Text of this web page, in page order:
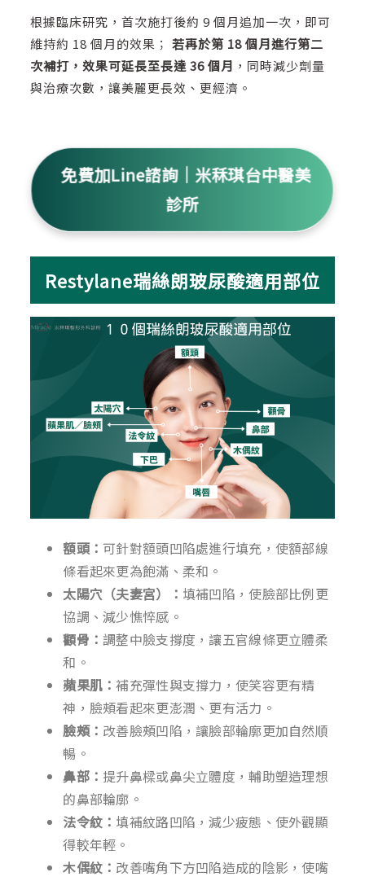
根據臨床研究，首次施打後約 9 個月追加一次，即可
維持約 18 個月的效果；若再於第 18 個月進行第二
次補打，效果可延長至長達 36 個月 ，同時減少劑量
與治療次數，讓美麗更長效、更經濟。
免費加Line諮詢｜米秝琪台中醫美
診所
Restylane瑞絲朗玻尿酸適用部位
額頭： 可針對額頭凹陷處進行填充，使額部線
條看起來更為飽滿、柔和。
太陽穴（夫妻宮）： 填補凹陷，使臉部比例更
協調、減少憔悴感。
顴骨：調整中臉支撐度，讓五官線條更立體柔
和。
蘋果肌：補充彈性與支撐力，使笑容更有精
神，臉頰看起來更澎潤、更有活力。
臉頰： 改善臉頰凹陷，讓臉部輪廓更加自然順
暢。
鼻部： 提升鼻樑或鼻尖立體度，輔助塑造理想
的鼻部輪廓。
法令紋： 填補紋路凹陷，減少疲態、使外觀顯
得較年輕。
木偶紋： 改善嘴角下方凹陷造成的陰影，使嘴